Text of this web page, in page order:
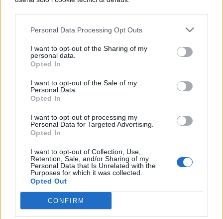
Personal Data Processing Opt Outs
I want to opt-out of the Sharing of my
personal data.
Opted In
I want to opt-out of the Sale of my
Personal Data.
Opted In
I want to opt-out of processing my
Personal Data for Targeted Advertising.
Opted In
I want to opt-out of Collection, Use,
Retention, Sale, and/or Sharing of my
Personal Data that Is Unrelated with the
Purposes for which it was collected.
Opted Out
CONFIRM
Novità e requisiti aggiuntivi
significative che gli studenti devono
scuola-lavoro(PCTO) che diventa
elemento obbligatorio per
l’ammissione all’esame, in applicazione
del Decreto legislativo 62/2017. Questo
significa che gli studenti dovranno aver
completato il monte ore previsto per i